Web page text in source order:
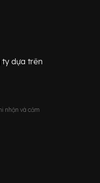
ty dựa trên
nhận và cảm